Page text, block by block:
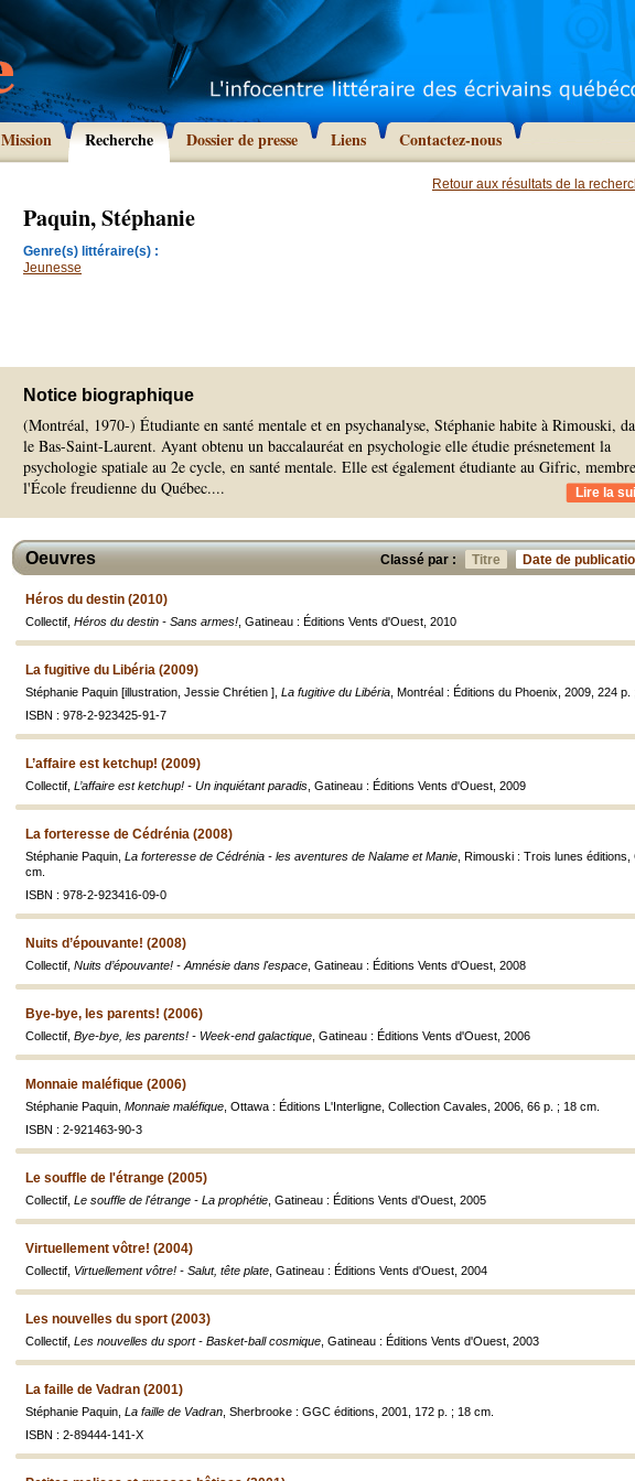
Mission Recherche Dossier de presse Liens Contactez-nous
Retour aux résultats de la
Paquin, Stéphanie
Genre(s) littéraire(s) :
Jeunesse
Notice biographique
(Montréal, 1970-) Étudiante en santé mentale et en psychanalyse, Stéphanie habite à Rimouski,
le Bas-Saint-Laurent. Ayant obtenu un baccalauréat en psychologie elle étudie présnetement la
psychologie spatiale au 2e cycle, en santé mentale. Elle est également étudiante au Gifric,
l'École freudienne du Québec.... Lire la
Classé par : Titre Date de
Oeuvres
Héros du destin (2010)
Collectif, Héros du destin - Sans armes! , Gatineau : Éditions Vents d'Ouest, 2010
La fugitive du Libéria (2009)
Stéphanie Paquin [illustration, Jessie Chrétien ], La fugitive du Libéria , Montréal : Éditions du Phoenix, 2009, 224 p.
ISBN : 978-2-923425-91-7
L’affaire est ketchup! (2009)
Collectif, L’affaire est ketchup! - Un inquiétant paradis , Gatineau : Éditions Vents d'Ouest, 2009
La forteresse de Cédrénia (2008)
Stéphanie Paquin, La forteresse de Cédrénia - les aventures de Nalame et Manie , Rimouski : Trois lunes
cm.
ISBN : 978-2-923416-09-0
Nuits d’épouvante! (2008)
Collectif, Nuits d’épouvante! - Amnésie dans l'espace , Gatineau : Éditions Vents d'Ouest, 2008
Bye-bye, les parents! (2006)
Collectif, Bye-bye, les parents! - Week-end galactique , Gatineau : Éditions Vents d'Ouest, 2006
Monnaie maléfique (2006)
Stéphanie Paquin, Monnaie maléfique , Ottawa : Éditions L'Interligne, Collection Cavales, 2006, 66 p. ; 18 cm.
ISBN : 2-921463-90-3
Le souffle de l'étrange (2005)
Collectif, Le souffle de l'étrange - La prophétie , Gatineau : Éditions Vents d'Ouest, 2005
Virtuellement vôtre! (2004)
Collectif, Virtuellement vôtre! - Salut, tête plate , Gatineau : Éditions Vents d'Ouest, 2004
Les nouvelles du sport (2003)
Collectif, Les nouvelles du sport - Basket-ball cosmique , Gatineau : Éditions Vents d'Ouest, 2003
La faille de Vadran (2001)
Stéphanie Paquin, La faille de Vadran , Sherbrooke : GGC éditions, 2001, 172 p. ; 18 cm.
ISBN : 2-89444-141-X